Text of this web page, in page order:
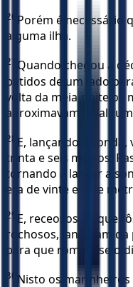
26 Porém é necessário
alguma ilha.
27 Quando chegou a
batidos de um lado
volta da meia-noite os
aproximavam de
28 E, lançando a
trinta e seis metros.
tornando a lançar a
era de vinte e sete
29 E, receosos de que
rochosos, lançaram
para que rompesse o
30 Nisto os